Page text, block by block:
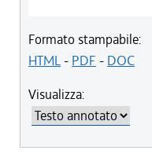
Formato stampabile:
HTML- PDF - DOC
Visualizza: